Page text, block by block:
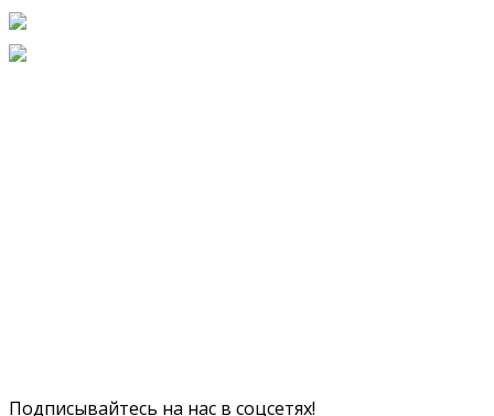
Подписывайтесь на нас в соцсетях!